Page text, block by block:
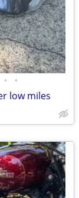
• •
low miles